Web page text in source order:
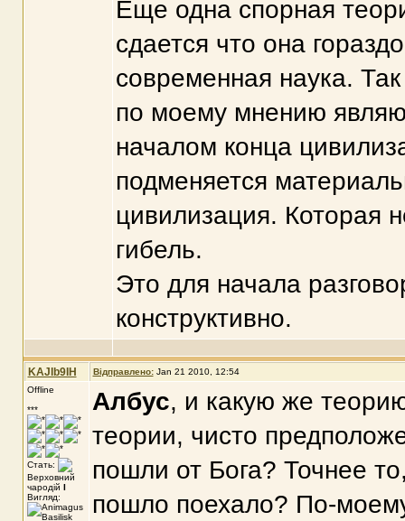
Еще одна спорная
сдается что она
современная наука.
по моему мнению
началом конца
подменяется
цивилизация. Которая
гибель.
Это для начала
конструктивно.
KAJIb9IH Відправлено: Jan 21 2010, 12:54
Offline
***
Стать:
Верховний
чародій I
Вигляд:
Албус, и какую же
теории, чисто
пошли от Бога? Точнее
пошло поехало? По-